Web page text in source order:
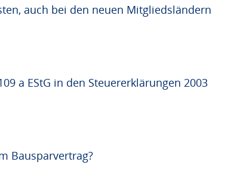
auch bei den neuen Mitgliedsländern
a EStG in den Steuererklärungen 2003
Bausparvertrag?